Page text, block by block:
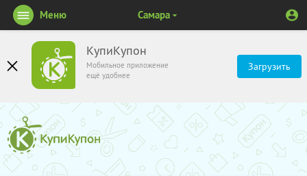
КупиКупон
Мобильное приложение
ещё удобнее
Загрузить
Меню Самара